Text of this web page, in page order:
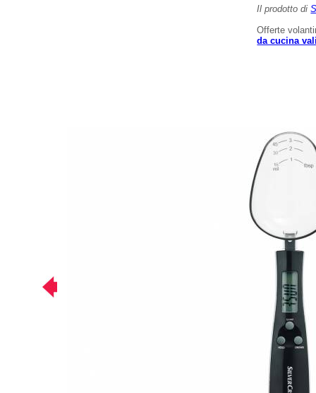
Il prodotto di
Offerte
da cucina